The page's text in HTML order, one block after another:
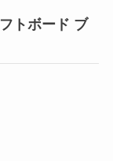
トボード ブ